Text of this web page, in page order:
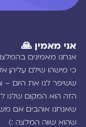
אני מאמין 🙏
אנחנו מאמינים
כי מישהו שילם
ששיפר לנו את היום –
הזה הוא המקום שלנו
שאנחנו אוהבים. אם
שהוא שווה המלצה :)